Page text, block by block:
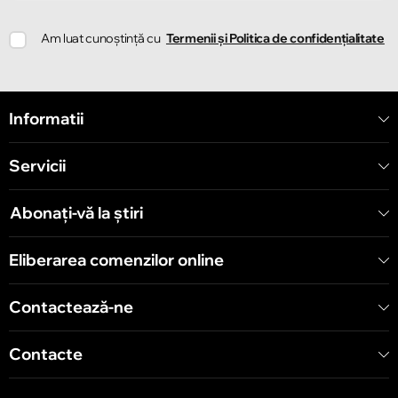
Strada Ion Creangă 78
Strada Mitropolit Varlaam 58
Chișinău
Am luat cunoștință cu Termenii și Politica de confidențialitate
Informatii
Servicii
Abonați-vă la știri
Eliberarea comenzilor online
Contactează-ne
Contacte